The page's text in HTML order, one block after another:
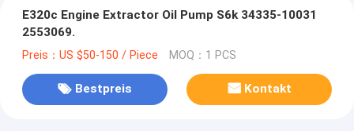
E320c Engine Extractor Oil Pump S6k 34335-10031
2553069.
Preis：US $50-150 / Piece MOQ：1 PCS
Bestpreis Kontakt